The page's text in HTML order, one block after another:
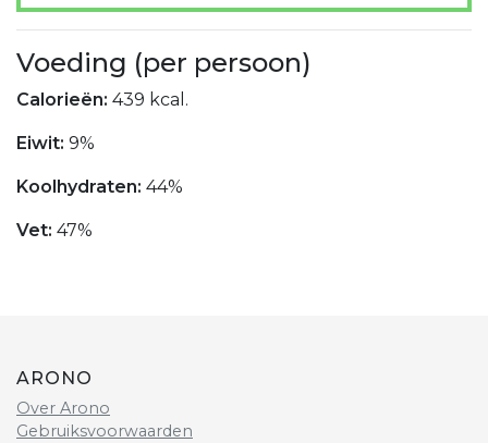
Voeding (per persoon)
Calorieën: 439 kcal.
Eiwit: 9%
Koolhydraten: 44%
Vet: 47%
ARONO
Over Arono
Gebruiksvoorwaarden